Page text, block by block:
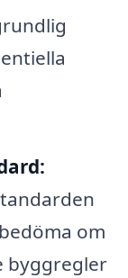
om
byggregler